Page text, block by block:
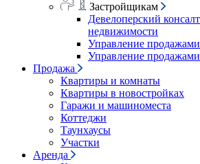
Застройщикам
Девелоперский
недвижимости
Управление
Управление
Продажа
Квартиры и комнаты
Квартиры в новостройках
Гаражи и машиноместа
Коттеджи
Таунхаусы
Участки
Аренда